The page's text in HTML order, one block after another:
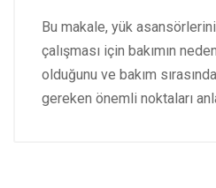
Bu makale, yük
çalışması için bakımın
olduğunu ve bakım
gereken önemli noktaları